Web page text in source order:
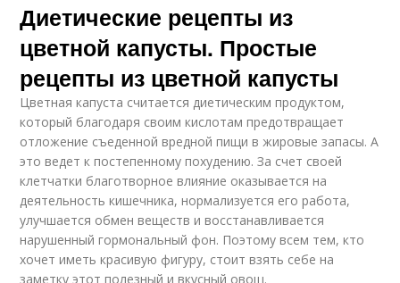
Диетические рецепты из
цветной капусты. Простые
рецепты из цветной капусты
Цветная капуста считается диетическим продуктом,
который благодаря своим кислотам предотвращает
отложение съеденной вредной пищи в жировые запасы. А
это ведет к постепенному похудению. За счет своей
клетчатки благотворное влияние оказывается на
деятельность кишечника, нормализуется его работа,
улучшается обмен веществ и восстанавливается
нарушенный гормональный фон. Поэтому всем тем, кто
хочет иметь красивую фигуру, стоит взять себе на
заметку этот полезный и вкусный овощ.